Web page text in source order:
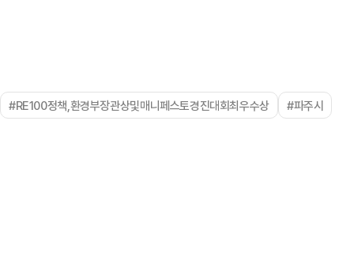
#RE100정책,환경부장관상및매니페스토경진대회최우수상 #파주시